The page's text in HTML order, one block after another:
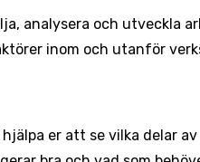
analysera och utveckla
inom och utanför
er att se vilka delar